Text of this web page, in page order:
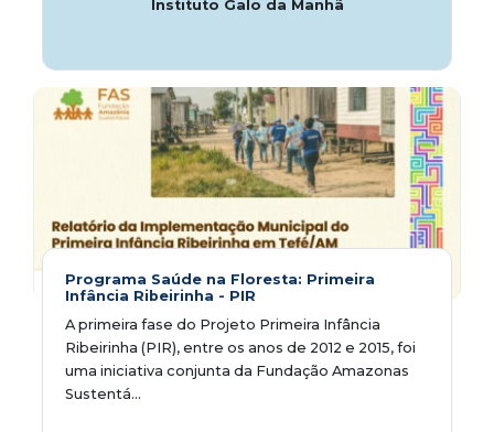
Instituto Galo da Manhã
Programa Saúde na Floresta: Primeira
Infância Ribeirinha - PIR
A primeira fase do Projeto Primeira Infância
Ribeirinha (PIR), entre os anos de 2012 e 2015, foi
uma iniciativa conjunta da Fundação Amazonas
Sustentá...